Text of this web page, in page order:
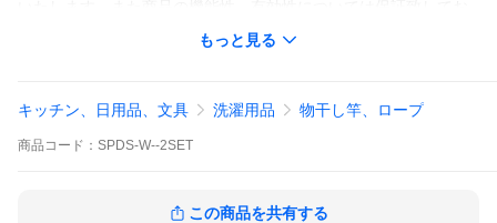
もっと見る
キッチン、日用品、文具 洗濯用品 物干し竿、ロープ
商品 コード： SPDS-W--2SET
この商品を共有する